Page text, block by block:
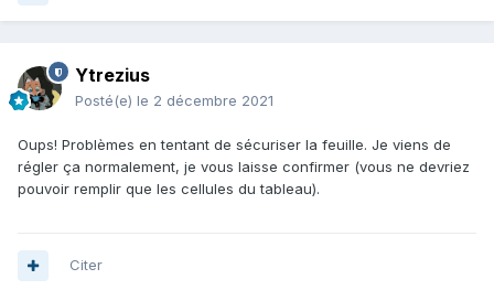
Ytrezius
Posté(e) le 2 décembre 2021
Oups! Problèmes en tentant de sécuriser la feuille. Je viens de
régler ça normalement, je vous laisse confirmer (vous ne devriez
pouvoir remplir que les cellules du tableau).
Citer